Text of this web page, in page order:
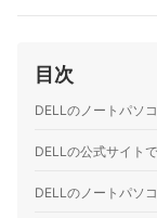
デル・テクノ
ートパソコン
デル・テクノ
デル・テクノ
デル・テクノ
DB14250
目次
DELLのノートパソ
DELLの公式サイト
DELLのノートパソ